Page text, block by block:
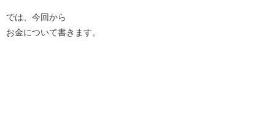
では、今回から
お金について書きます。